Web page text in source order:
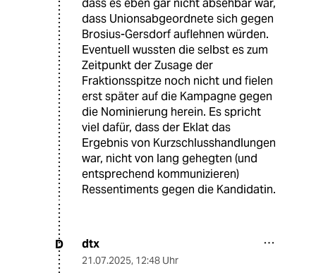
dass es eben gar nicht absehbar war,
dass Unionsabgeordnete sich gegen
Brosius-Gersdorf auflehnen würden.
Eventuell wussten die selbst es zum
Zeitpunkt der Zusage der
Fraktionsspitze noch nicht und fielen
erst später auf die Kampagne gegen
die Nominierung herein. Es spricht
viel dafür, dass der Eklat das
Ergebnis von Kurzschlusshandlungen
war, nicht von lang gehegten (und
entsprechend kommunizieren)
Ressentiments gegen die Kandidatin.
D dtx
21.07.2025, 12:48 Uhr